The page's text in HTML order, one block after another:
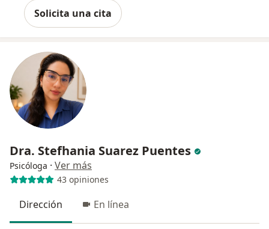
Solicita una cita
Dra. Stefhania Suarez Puentes
Psicóloga · Ver más
43 opiniones
Dirección En línea